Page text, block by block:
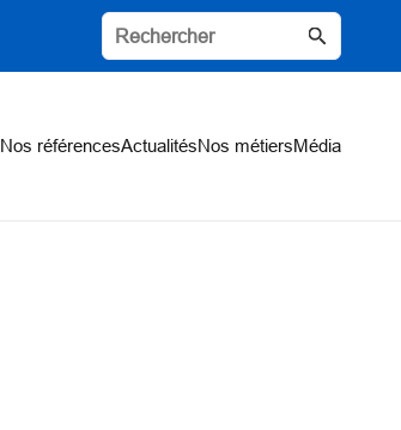
Nos référencesActualitésNos métiersMédia